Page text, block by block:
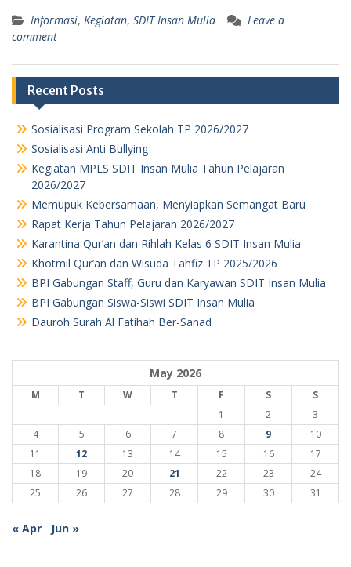
Informasi, Kegiatan, SDIT Insan Mulia
Leave a
comment
Recent Posts
Sosialisasi Program Sekolah TP 2026/2027
Sosialisasi Anti Bullying
Kegiatan MPLS SDIT Insan Mulia Tahun Pelajaran
2026/2027
Memupuk Kebersamaan, Menyiapkan Semangat Baru
Rapat Kerja Tahun Pelajaran 2026/2027
Karantina Qur’an dan Rihlah Kelas 6 SDIT Insan Mulia
Khotmil Qur’an dan Wisuda Tahfiz TP 2025/2026
BPI Gabungan Staff, Guru dan Karyawan SDIT Insan Mulia
BPI Gabungan Siswa-Siswi SDIT Insan Mulia
Dauroh Surah Al Fatihah Ber-Sanad
May 2026
M T W T F S
S
1
2
3
4
5 6 7 8 9
10
11
12 13 14 15 16
17
18
19 20 21 22 23
24
25
26 27 28 29 30 31
« Apr Jun »